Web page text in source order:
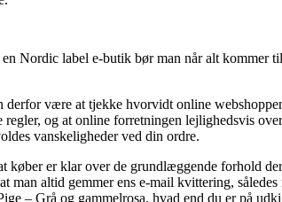
Nordic label e-butik bør man når alt kommer
derfor være at tjekke hvorvidt online
regler, og at online forretningen lejlighedsvis
vanskeligheder ved din ordre.
køber er klar over de grundlæggende forhold
man altid gemmer ens e-mail kvittering,
– Grå og gammelrosa, hvad end du er på